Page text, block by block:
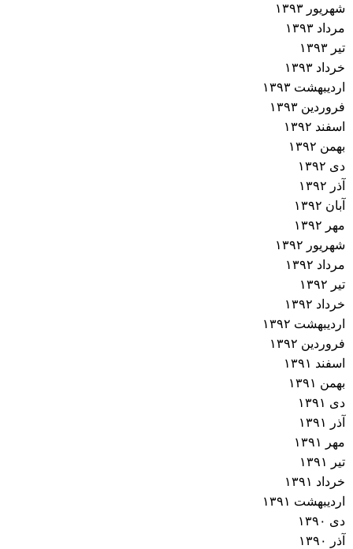
شهریور ۱۳۹۳
مرداد ۱۳۹۳
تیر ۱۳۹۳
خرداد ۱۳۹۳
اردیبهشت ۱۳۹۳
فروردین ۱۳۹۳
اسفند ۱۳۹۲
بهمن ۱۳۹۲
دی ۱۳۹۲
آذر ۱۳۹۲
آبان ۱۳۹۲
مهر ۱۳۹۲
شهریور ۱۳۹۲
مرداد ۱۳۹۲
تیر ۱۳۹۲
خرداد ۱۳۹۲
اردیبهشت ۱۳۹۲
فروردین ۱۳۹۲
اسفند ۱۳۹۱
بهمن ۱۳۹۱
دی ۱۳۹۱
آذر ۱۳۹۱
مهر ۱۳۹۱
تیر ۱۳۹۱
خرداد ۱۳۹۱
اردیبهشت ۱۳۹۱
دی ۱۳۹۰
آذر ۱۳۹۰